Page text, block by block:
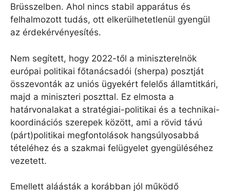
Brüsszelben. Ahol nincs stabil apparátus és
felhalmozott tudás, ott elkerülhetetlenül gyengül
az érdekérvényesítés.
Nem segített, hogy 2022-től a miniszterelnök
európai politikai főtanácsadói (sherpa) posztját
összevonták az uniós ügyekért felelős államtitkári,
majd a miniszteri poszttal. Ez elmosta a
határvonalakat a stratégiai-politikai és a technikai-
koordinációs szerepek között, ami a rövid távú
(párt)politikai megfontolások hangsúlyosabbá
tételéhez és a szakmai felügyelet gyengüléséhez
vezetett.
Emellett aláásták a korábban jól működő